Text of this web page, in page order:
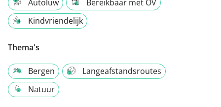
Autoluw
Bereikbaar met OV
Kindvriendelijk
Thema's
Bergen
Langeafstandsroutes
Natuur